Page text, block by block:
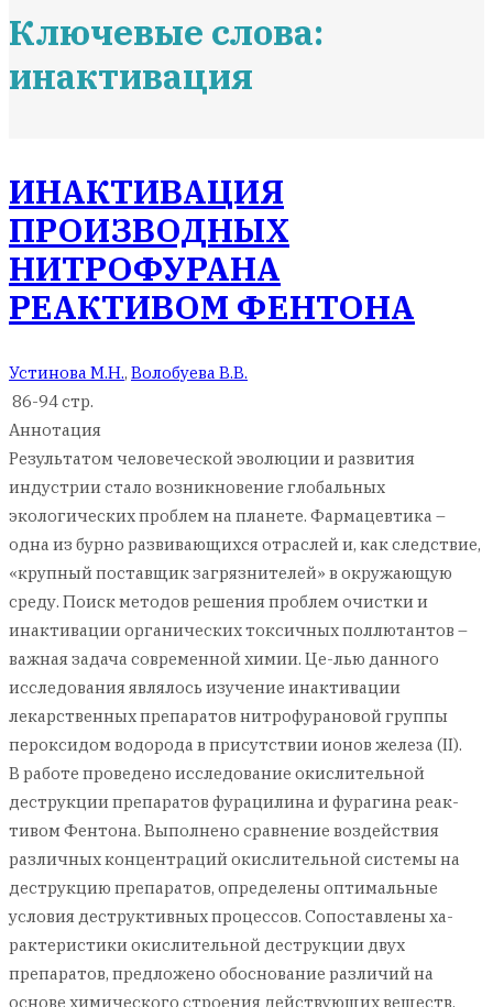
Ключевые слова:
инактивация
ИНАКТИВАЦИЯ
ПРОИЗВОДНЫХ
НИТРОФУРАНА
РЕАКТИВОМ ФЕНТОНА
Устинова М.Н., Волобуева В.В.
86-94 стр.
Аннотация
Результатом человеческой эволюции и развития
индустрии стало возникновение глобальных
экологических проблем на планете. Фармацевтика –
одна из бурно развивающихся отраслей и, как следствие,
«крупный поставщик загрязнителей» в окружающую
среду. Поиск методов решения проблем очистки и
инактивации органических токсичных поллютантов –
важная задача современной химии. Це-лью данного
исследования являлось изучение инактивации
лекарственных препаратов нитрофурановой группы
пероксидом водорода в присутствии ионов железа (II).
В работе проведено исследование окислительной
деструкции препаратов фурацилина и фурагина реак-
тивом Фентона. Выполнено сравнение воздействия
различных концентраций окислительной системы на
деструкцию препаратов, определены оптимальные
условия деструктивных процессов. Сопоставлены ха-
рактеристики окислительной деструкции двух
препаратов, предложено обоснование различий на
основе химического строения действующих веществ.